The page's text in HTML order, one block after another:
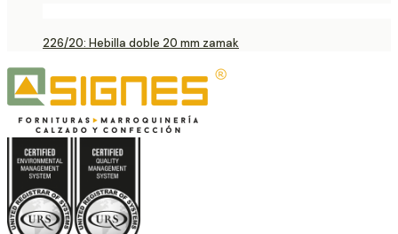
226/20: Hebilla doble 20 mm zamak